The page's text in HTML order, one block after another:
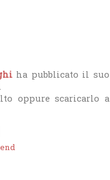
ha pubblicato il suo
oppure scaricarlo a